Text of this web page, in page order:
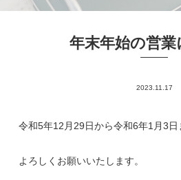
年末年始の営
2023.11.17
令和5年12月29日から令和6年1月3日
よろしくお願いいたします。